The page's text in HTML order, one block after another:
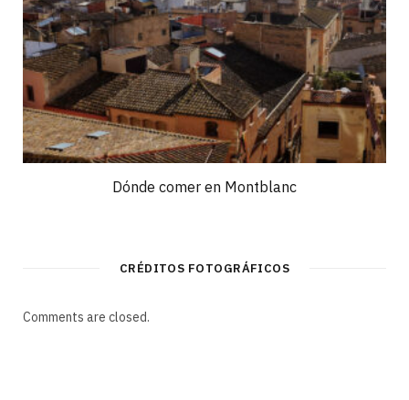
Dónde comer en Montblanc
CRÉDITOS FOTOGRÁFICOS
Comments are closed.